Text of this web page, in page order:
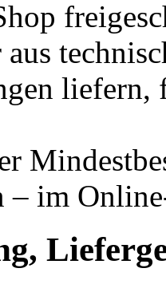
liefern,
– im